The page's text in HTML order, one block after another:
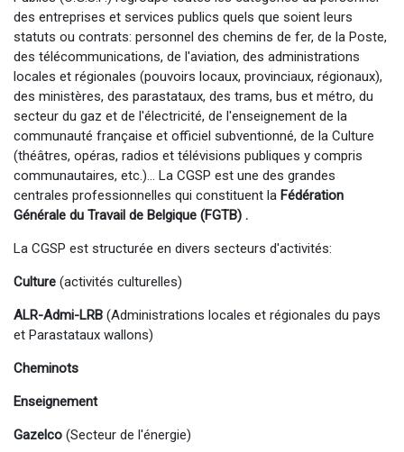
des entreprises et services publics quels que soient leurs
statuts ou contrats: personnel des chemins de fer, de la Poste,
des télécommunications, de l'aviation, des administrations
locales et régionales (pouvoirs locaux, provinciaux, régionaux),
des ministères, des parastataux, des trams, bus et métro, du
secteur du gaz et de l'électricité, de l'enseignement de la
communauté française et officiel subventionné, de la Culture
(théâtres, opéras, radios et télévisions publiques y compris
communautaires, etc.)... La CGSP est une des grandes
centrales professionnelles qui constituent la Fédération
Générale du Travail de Belgique (FGTB) .
La CGSP est structurée en divers secteurs d'activités:
Culture (activités culturelles)
ALR-Admi-LRB (Administrations locales et régionales du pays
et Parastataux wallons)
Cheminots
Enseignement
Gazelco (Secteur de l'énergie)